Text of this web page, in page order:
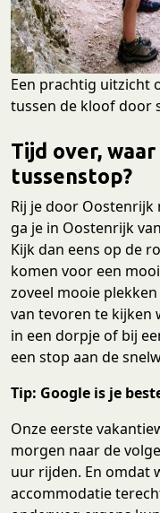
Een prachtig uitzicht
tussen de kloof door
Tijd over,
tussenstop?
Rij je door Oostenrijk
ga je in Oostenrijk
Kijk dan eens op de
komen voor een
zoveel mooie
van tevoren te kijken
in een dorpje of bij
een stop aan de
Tip: Google is je
Onze eerste
morgen naar de
uur rijden. En omdat
accommodatie